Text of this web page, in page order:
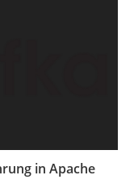
in Apache